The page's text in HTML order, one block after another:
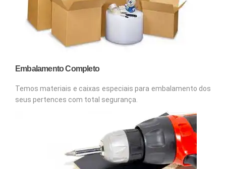
Embalamento Completo
Temos materiais e caixas especiais para embalamento dos
seus pertences com total segurança.